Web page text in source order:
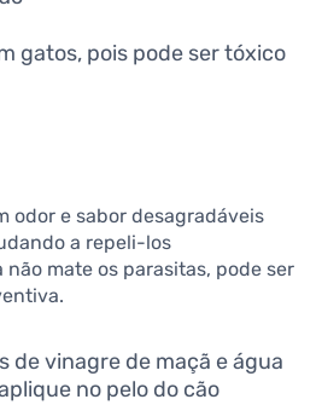
gatos, pois pode ser tóxico
odor e sabor desagradáveis
a repeli-los
mate os parasitas, pode ser
de vinagre de maçã e água
no pelo do cão